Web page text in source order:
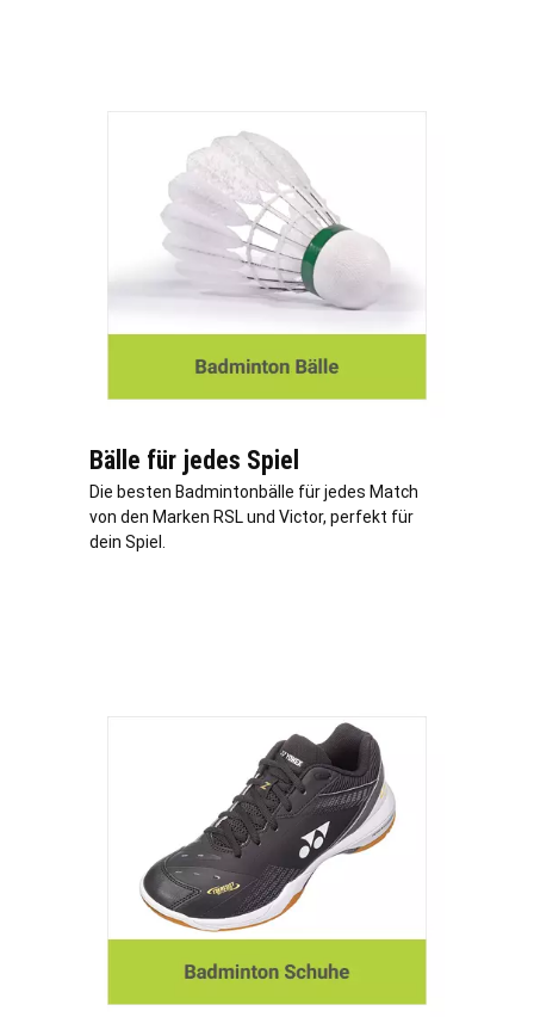
Bälle für jedes Spiel
Die besten Badmintonbälle für jedes Match
von den Marken RSL und Victor, perfekt für
dein Spiel.